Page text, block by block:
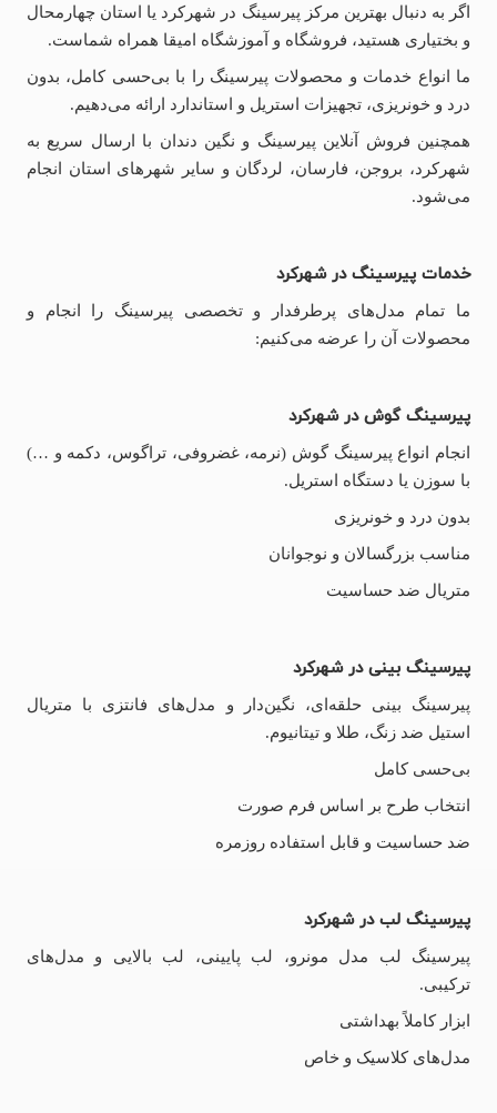
اگر به دنبال بهترین مرکز پیرسینگ در شهرکرد یا استان چهارمحال
و بختیاری هستید، فروشگاه و آموزشگاه امیقا همراه شماست.
ما انواع خدمات و محصولات پیرسینگ را با بی‌حسی کامل، بدون
درد و خونریزی، تجهیزات استریل و استاندارد ارائه می‌دهیم.
همچنین فروش آنلاین پیرسینگ و نگین دندان با ارسال سریع به
شهرکرد، بروجن، فارسان، لردگان و سایر شهرهای استان انجام
می‌شود.
خدمات پیرسینگ در شهرکرد
ما تمام مدل‌های پرطرفدار و تخصصی پیرسینگ را انجام و
محصولات آن را عرضه می‌کنیم:
پیرسینگ گوش در شهرکرد
انجام انواع پیرسینگ گوش (نرمه، غضروفی، تراگوس، دکمه و …)
با سوزن یا دستگاه استریل.
بدون درد و خونریزی
مناسب بزرگسالان و نوجوانان
متریال ضد حساسیت
پیرسینگ بینی در شهرکرد
پیرسینگ بینی حلقه‌ای، نگین‌دار و مدل‌های فانتزی با متریال
استیل ضد زنگ، طلا و تیتانیوم.
بی‌حسی کامل
انتخاب طرح بر اساس فرم صورت
ضد حساسیت و قابل استفاده روزمره
پیرسینگ لب در شهرکرد
پیرسینگ لب مدل مونرو، لب پایینی، لب بالایی و مدل‌های
ترکیبی.
ابزار کاملاً بهداشتی
مدل‌های کلاسیک و خاص